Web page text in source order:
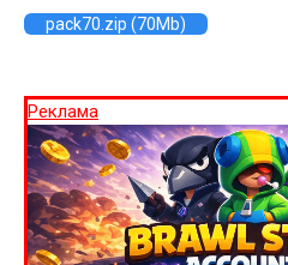
pack70.zip (70Mb)
Реклама